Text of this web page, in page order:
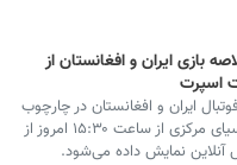
بازی ایران و افغانستان ‌از
اسپرت
ایران و افغانستان در چارچوب
رقابت‌های جام ملت‌های آسیای مرکزی از ساعت ۱۵:۳۰ امروز از
نمایش داده می‌شود.